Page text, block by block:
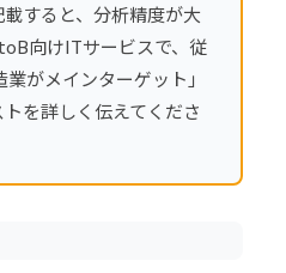
すると、分析精度が大
向けITサービスで、従
業がメインターゲット」
を詳しく伝えてくださ